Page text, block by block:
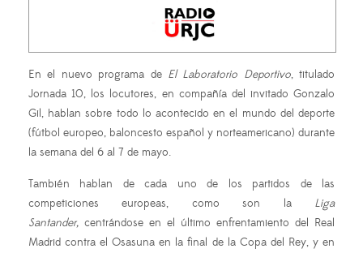
En el nuevo programa de El Laboratorio Deportivo, titulado
Jornada 10, los locutores, en compañía del invitado Gonzalo
Gil, hablan sobre todo lo acontecido en el mundo del deporte
(fútbol europeo, baloncesto español y norteamericano) durante
la semana del 6 al 7 de mayo.
También hablan de cada uno de los partidos de las
competiciones europeas, como son la Liga
Santander, centrándose en el último enfrentamiento del Real
Madrid contra el Osasuna en la final de la Copa del Rey, y en